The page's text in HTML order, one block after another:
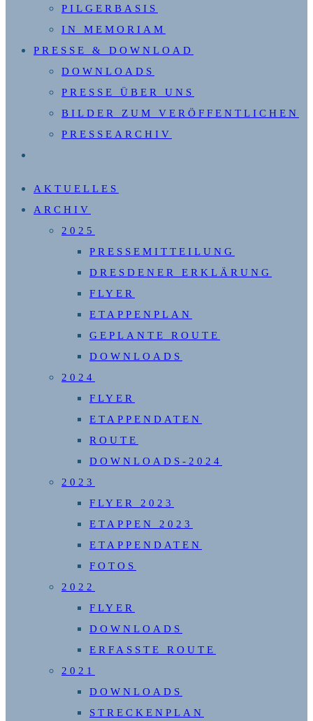
PILGERBASIS
IN MEMORIAM
PRESSE & DOWNLOAD
DOWNLOADS
PRESSE ÜBER UNS
BILDER ZUM VERÖFFENTLICHEN
PRESSEARCHIV
UMSCHALTEN
AKTUELLES
ARCHIV
2025
PRESSEMITTEILUNG
DRESDENER ERKLÄRUNG
FLYER
ETAPPENPLAN
GEPLANTE ROUTE
DOWNLOADS
2024
FLYER
ETAPPENDATEN
ROUTE
DOWNLOADS-2024
2023
FLYER 2023
ETAPPEN 2023
ETAPPENDATEN
FOTOS
2022
FLYER
DOWNLOADS
ERFASSTE ROUTE
2021
DOWNLOADS
STRECKENPLAN